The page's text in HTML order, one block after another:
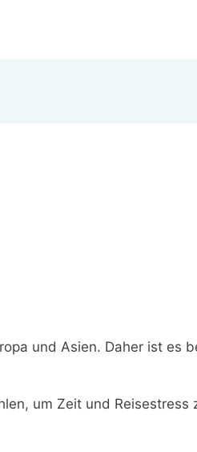
und Asien. Daher ist es
um Zeit und Reisestress